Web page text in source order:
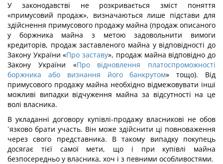
У законодавстві не розкривається зміст поняття
«примусовий продаж», визначаються лише підстави для
здійснення примусового продажу майна (продаж описаного
у боржника майна з метою задовольнити вимоги
кредиторів, продаж заставленого майна у відповідності до
Закону України «Про заставу», продаж майна відповідно до
Закону України «Про відновлення платоспроможності
боржника або визнання його банкрутом» тощо). Від
примусового продажу майна необхідно відмежовувати інші
можливі випадки відчуження майна за відсутності на це
волі власника.
В укладанні договору купівлі-продажу власникові не обов
´язково брати участь. Він може здійснити ці повноваження
через свого представника. В такому випадку покупець
досягає тієї самої мети, що і при купівлі майна
безпосередньо у власника, хоч і з певними особливостями.